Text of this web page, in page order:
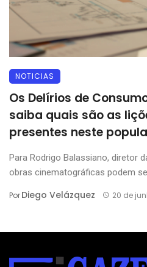
NOTICIAS
Os Delírios de
saiba quais são as
presentes neste
Para Rodrigo Balassiano, diretor
obras cinematográficas podem
PorDiego Velázquez 20 de